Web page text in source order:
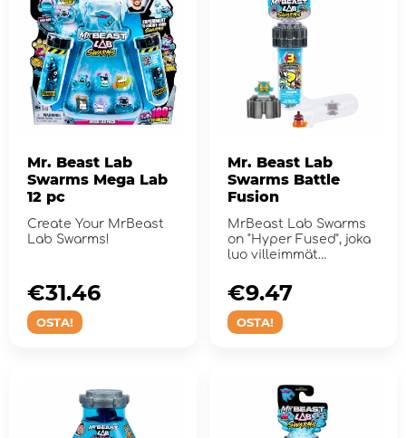
Mr. Beast Lab
Swarms Mega Lab
12 pc
Create Your MrBeast
Lab Swarms!
OSTA!
€31.46
Mr. Beast Lab
Swarms Battle
Fusion
MrBeast Lab Swarms
on "Hyper Fused", joka
luo villeimmät
OSTA!
€9.47